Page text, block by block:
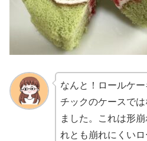
なんと！ロールケ
チックのケースで
ました。これは形
れとも崩れにくい